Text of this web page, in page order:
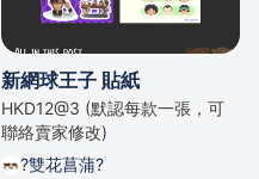
新網球王子 貼紙
HKD12@3 (默認每款一張，可
聯絡賣家修改)
?雙花菖蒲?